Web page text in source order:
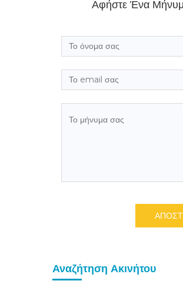
Αφήστε Ένα
Αναζήτηση Ακινήτου